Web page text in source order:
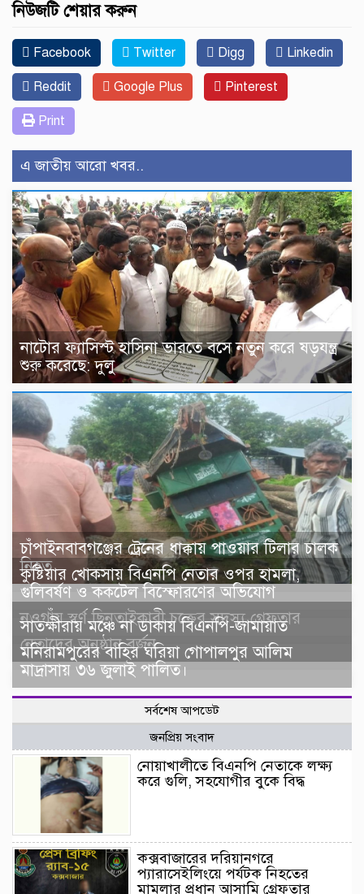
নিউজটি শেয়ার করুন
Facebook Twitter Digg Linkedin
Reddit Google Plus Pinterest
Print
এ জাতীয় আরো খবর..
নাটোর ফ্যাসিস্ট হাসিনা ভারতে বসে নতুন করে ষড়যন্ত্র
শুরু করেছে: দুলু
চাঁপাইনবাবগঞ্জের ট্রেনের ধাক্কায় পাওয়ার টিলার চালক
নিহত
​কুষ্টিয়ার খোকসায় বিএনপি নেতার ওপর হামলা,
গুলিবর্ষণ ও ককটেল বিস্ফোরণের অভিযোগ
নওগাঁয় স্বর্ণ ছিনতাইকারী চক্রের সদস্য গ্রেফতার
সাতক্ষীরায় মঞ্চে না ডাকায় বিএনপি-জামায়াত
নেতাদের অনুষ্ঠান বর্জন
মনিরামপুরের বাহির ঘরিয়া গোপালপুর আলিম
মাদ্রাসায় ৩৬ জুলাই পালিত।
সর্বশেষ আপডেট
জনপ্রিয় সংবাদ
নোয়াখালীতে বিএনপি নেতাকে লক্ষ্য
করে গুলি, সহযোগীর বুকে বিদ্ধ
কক্সবাজারের দরিয়ানগরে
প্যারাসেইলিংয়ে পর্যটক নিহতের
মামলার প্রধান আসামি গ্রেফতার